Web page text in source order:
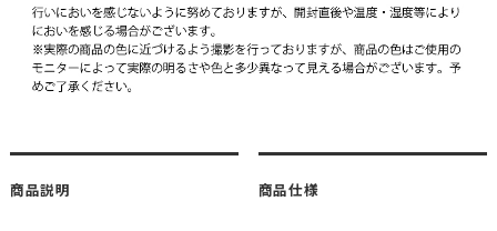
商品説明 商品仕様